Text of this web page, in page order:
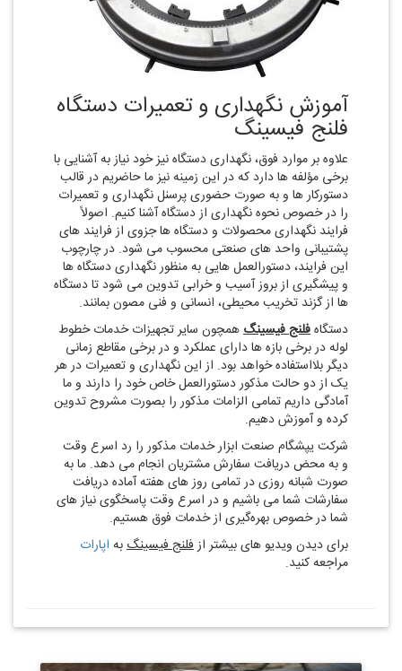
آموزش نگهداری و تعمیرات دستگاه
فلنج فیسینگ
علاوه بر موارد فوق، نگهداری دستگاه نیز خود نیاز به آشنایی با
برخی مؤلفه‌ ها دارد که در این زمینه نیز ما حاضریم در قالب
دستورکار ها و به صورت حضوری پرسنل نگهداری و تعمیرات
را در خصوص نحوه نگهداری از دستگاه آشنا کنیم. اصولاً
فرایند نگهداری محصولات و دستگاه‌ ها جزوی از فرایند های
پشتیبانی واحد های صنعتی محسوب می ‌شود. در چارچوب
این فرایند، دستورالعمل ‌هایی به منظور نگهداری دستگاه ها
و پیشگیری از بروز آسیب و خرابی تدوین می‌ شود تا دستگاه
ها از گزند تخریب محیطی، انسانی و فنی مصون بمانند.
دستگاهفلنج فیسینگهمچون سایر تجهیزات خدمات خطوط
لوله در برخی بازه‌ ها دارای عملکرد و در برخی مقاطع زمانی
دیگر بلا‌استفاده خواهد بود. از این نگهداری و تعمیرات در هر
یک از دو حالت مذکور دستورالعمل خاص خود را دارند و ما
آمادگی داریم تمامی الزامات مذکور را بصورت مشروح تدوین
کرده و آموزش دهیم.
شرکت یپشگام صنعت ابزار خدمات مذکور را رد اسرع وقت
و به محض دریافت سفارش مشتریان انجام می‌ دهد. ما به
صورت شبانه روزی در تمامی روز های هفته آماده دریافت
سفارشات شما می ‌باشیم و در اسرع وقت پاسخگوی نیاز های
شما در خصوص بهره‌گیری از خدمات فوق هستیم.
برای دیدن ویدیو های بیشتر ازفلنج فیسینگبه اپارات
مراجعه کنید.